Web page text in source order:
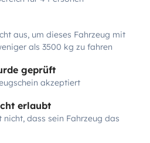
aus, um dieses Fahrzeug mit
als 3500 kg zu fahren
geprüft
akzeptiert
erlaubt
nicht, dass sein Fahrzeug das